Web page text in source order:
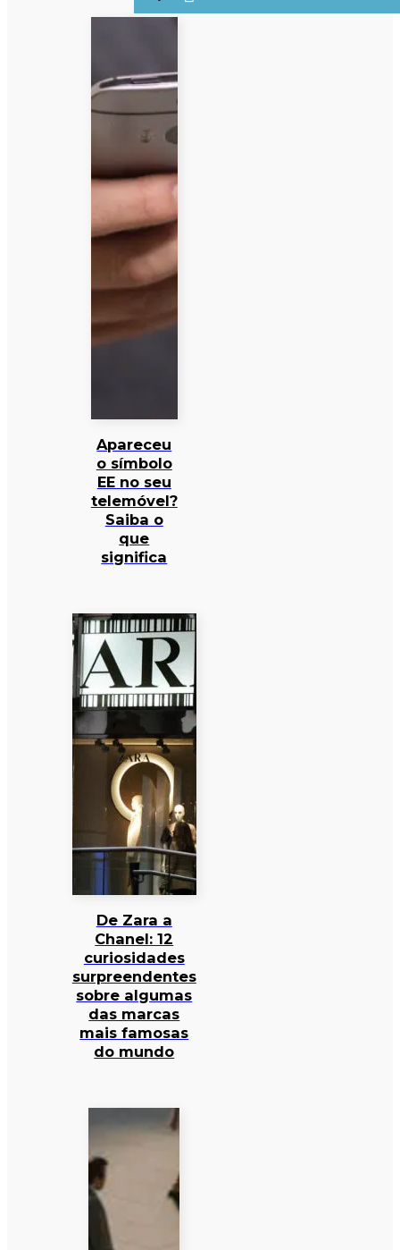
Apareceu
o símbolo
EE no seu
telemóvel?
Saiba o
que
significa
De Zara a
Chanel: 12
curiosidades
surpreendentes
sobre algumas
das marcas
mais famosas
do mundo